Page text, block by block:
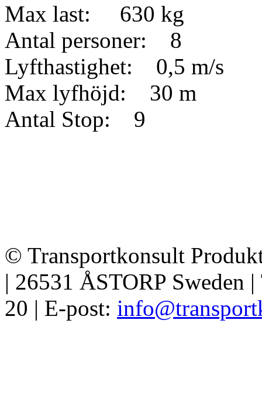
Max last: 630 kg
Antal personer: 8
Lyfthastighet: 0,5 m/s
Max lyfhöjd: 30 m
Antal Stop: 9
© Transportkonsult
| 26531 ÅSTORP Sweden
20 | E-post: